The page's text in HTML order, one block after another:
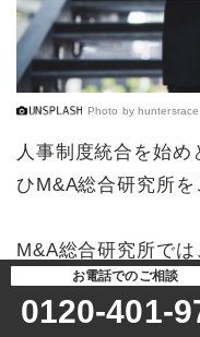
Photo by huntersrace
人事制度統合を始
ひM&A総合研究所を
M&A総合研究所では
M&Aのプロセスを
ディな対応を実践
お電話でのご相談
0120-401-